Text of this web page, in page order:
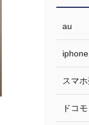
au
スマ
ドコモ